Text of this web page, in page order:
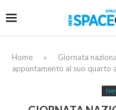
Home »
Giornata
appuntamento al suo quarto